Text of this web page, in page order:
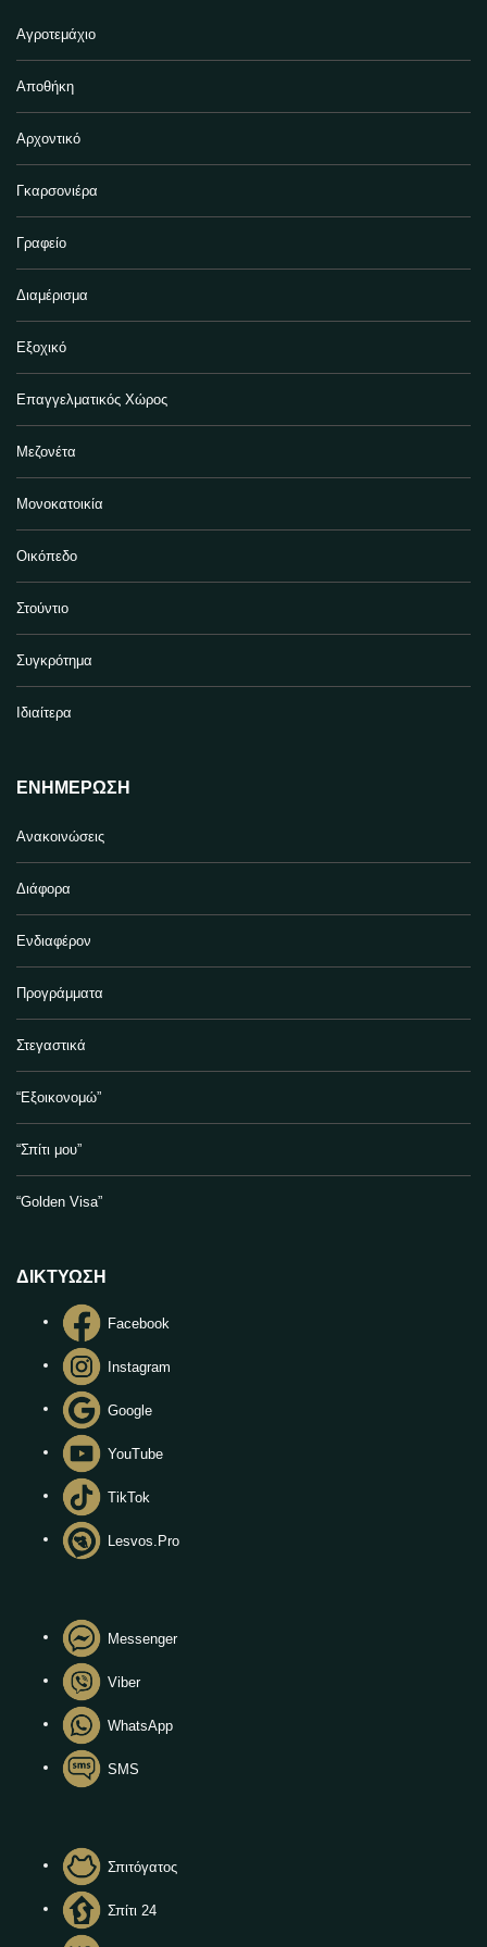
Αγροτεμάχιο
Αποθήκη
Αρχοντικό
Γκαρσονιέρα
Γραφείο
Διαμέρισμα
Εξοχικό
Επαγγελματικός Χώρος
Μεζονέτα
Μονοκατοικία
Οικόπεδο
Στούντιο
Συγκρότημα
Ιδιαίτερα
ΕΝΗΜΈΡΩΣΗ
Ανακοινώσεις
Διάφορα
Ενδιαφέρον
Προγράμματα
Στεγαστικά
“Εξοικονομώ”
“Σπίτι μου”
“Golden Visa”
ΔΙΚΤΥΩΣΗ
Facebook
Instagram
Google
YouTube
TikTok
Lesvos.Pro
Messenger
Viber
WhatsApp
SMS
Σπιτόγατος
Σπίτι 24